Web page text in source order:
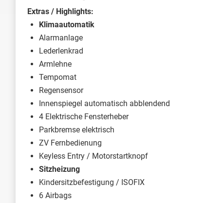
Extras / Highlights:
Klimaautomatik
Alarmanlage
Lederlenkrad
Armlehne
Tempomat
Regensensor
Innenspiegel automatisch abblendend
4 Elektrische Fensterheber
Parkbremse elektrisch
ZV Fernbedienung
Keyless Entry / Motorstartknopf
Sitzheizung
Kindersitzbefestigung / ISOFIX
6 Airbags